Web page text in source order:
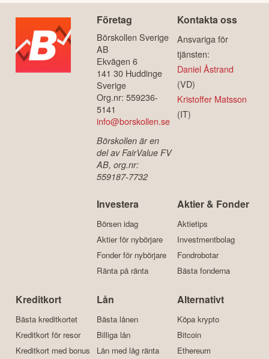
Företag
Börskollen Sverige
AB
Ekvägen 6
141 30 Huddinge
Sverige
Org.nr: 559236-
5141
info@borskollen.se
Börskollen är en
del av FairValue FV
AB, org.nr:
559187-7732
Kontakta oss
Ansvariga för
tjänsten:
Daniel Åstrand
(VD)
Kristoffer Matsson
(IT)
Investera
Börsen idag
Aktier för nybörjare
Fonder för nybörjare
Ränta på ränta
Aktier & Fonder
Aktietips
Investmentbolag
Fondrobotar
Bästa fonderna
Kreditkort
Bästa kreditkortet
Kreditkort för resor
Kreditkort med bonus
Lån
Bästa lånen
Billiga lån
Lån med låg ränta
Alternativt
Köpa krypto
Bitcoin
Ethereum